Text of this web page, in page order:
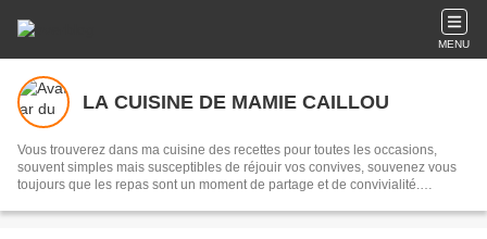
MENU
LA CUISINE DE MAMIE CAILLOU
Vous trouverez dans ma cuisine des recettes pour toutes les occasions,
souvent simples mais susceptibles de réjouir vos convives, souvenez vous
toujours que les repas sont un moment de partage et de convivialité.